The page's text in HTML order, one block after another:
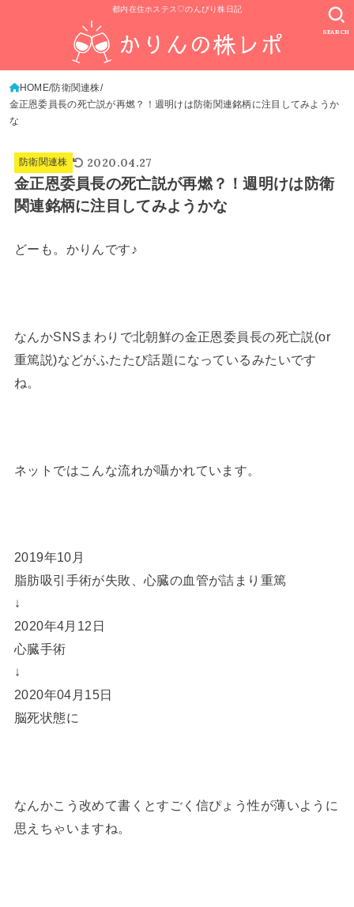
都内在住ホステス♡のんびり株日記
SEARCH
HOME 防衛関連株
金正恩委員長の死亡説が再燃？！週明けは防衛関連銘柄に注目してみようか
な
防衛関連株 2020.04.27
金正恩委員長の死亡説が再燃？！週明けは防衛
関連銘柄に注目してみようかな
どーも。かりんです♪
なんかSNSまわりで北朝鮮の金正恩委員長の死亡説(or
重篤説)などがふたたび話題になっているみたいです
ね。
ネットではこんな流れが囁かれています。
2019年10月
脂肪吸引手術が失敗、心臓の血管が詰まり重篤
↓
2020年4月12日
心臓手術
↓
2020年04月15日
脳死状態に
なんかこう改めて書くとすごく信ぴょう性が薄いように
思えちゃいますね。